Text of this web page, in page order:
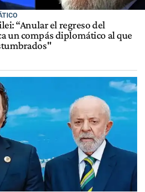
“Anular el regreso del
un compás diplomático al que